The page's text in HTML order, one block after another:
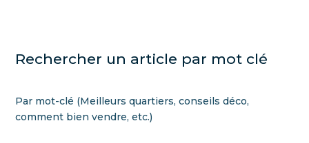
Rechercher un article par mot clé
Par mot-clé (Meilleurs quartiers, conseils déco,
comment bien vendre, etc.)